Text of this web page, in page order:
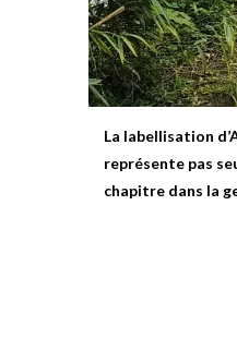
La labellisation
représente pas
chapitre dans la